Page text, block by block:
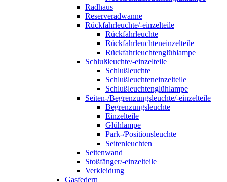
Radhaus
Reserveradwanne
Rückfahrleuchte/-einzelteile
Rückfahrleuchte
Rückfahrleuchteneinzelteile
Rückfahrleuchtenglühlampe
Schlußleuchte/-einzelteile
Schlußleuchte
Schlußleuchteneinzelteile
Schlußleuchtenglühlampe
Seiten-/Begrenzungsleuchte/-einzelteile
Begrenzungsleuchte
Einzelteile
Glühlampe
Park-/Positionsleuchte
Seitenleuchten
Seitenwand
Stoßfänger/-einzelteile
Verkleidung
Gasfedern